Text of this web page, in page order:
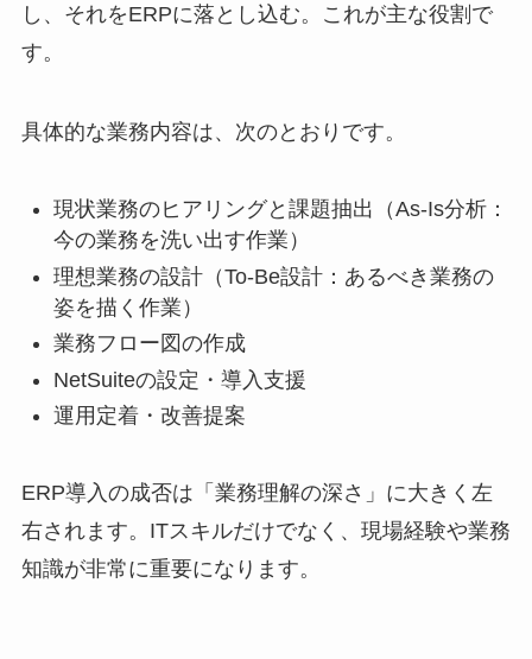
し、それをERPに落とし込む。これが主な役割で
す。
具体的な業務内容は、次のとおりです。
現状業務のヒアリングと課題抽出（As-Is分析：
今の業務を洗い出す作業）
理想業務の設計（To-Be設計：あるべき業務の
姿を描く作業）
業務フロー図の作成
NetSuiteの設定・導入支援
運用定着・改善提案
ERP導入の成否は「業務理解の深さ」に大きく左
右されます。ITスキルだけでなく、現場経験や業務
知識が非常に重要になります。